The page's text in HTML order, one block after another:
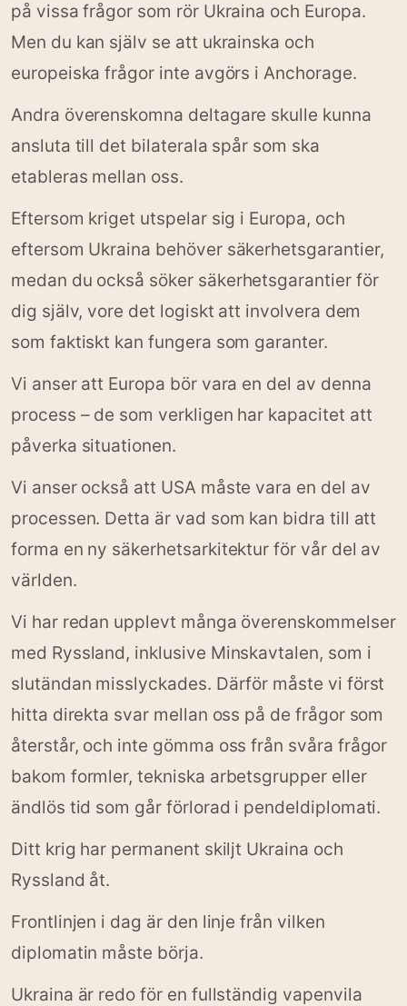
på vissa frågor som rör Ukraina och Europa.
Men du kan själv se att ukrainska och
europeiska frågor inte avgörs i Anchorage.
Andra överenskomna deltagare skulle kunna
ansluta till det bilaterala spår som ska
etableras mellan oss.
Eftersom kriget utspelar sig i Europa, och
eftersom Ukraina behöver säkerhetsgarantier,
medan du också söker säkerhetsgarantier för
dig själv, vore det logiskt att involvera dem
som faktiskt kan fungera som garanter.
Vi anser att Europa bör vara en del av denna
process – de som verkligen har kapacitet att
påverka situationen.
Vi anser också att USA måste vara en del av
processen. Detta är vad som kan bidra till att
forma en ny säkerhetsarkitektur för vår del av
världen.
Vi har redan upplevt många överenskommelser
med Ryssland, inklusive Minskavtalen, som i
slutändan misslyckades. Därför måste vi först
hitta direkta svar mellan oss på de frågor som
återstår, och inte gömma oss från svåra frågor
bakom formler, tekniska arbetsgrupper eller
ändlös tid som går förlorad i pendeldiplomati.
Ditt krig har permanent skiljt Ukraina och
Ryssland åt.
Frontlinjen i dag är den linje från vilken
diplomatin måste börja.
Ukraina är redo för en fullständig vapenvila